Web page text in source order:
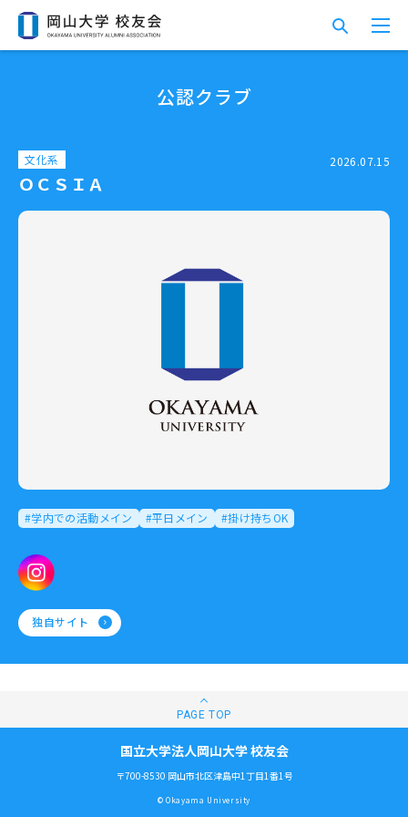
公認クラブ
文化系 2026.07.15
ＯＣＳＩＡ
#学内での活動メイン #平日メイン #掛け持ちOK
独自サイト
国立大学法人岡山大学 校友会
〒700-8530 岡山市北区津島中1丁目1番1号
© Okayama University